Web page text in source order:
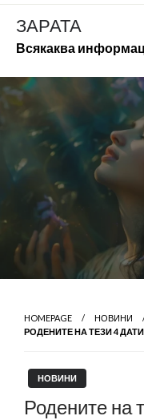
Skip
content
ЗАРАТА
Всякаква
HOMEPAGE
НОВИНИ
РОДЕНИТЕ НА ТЕЗИ 4
НОВИНИ
Родените на